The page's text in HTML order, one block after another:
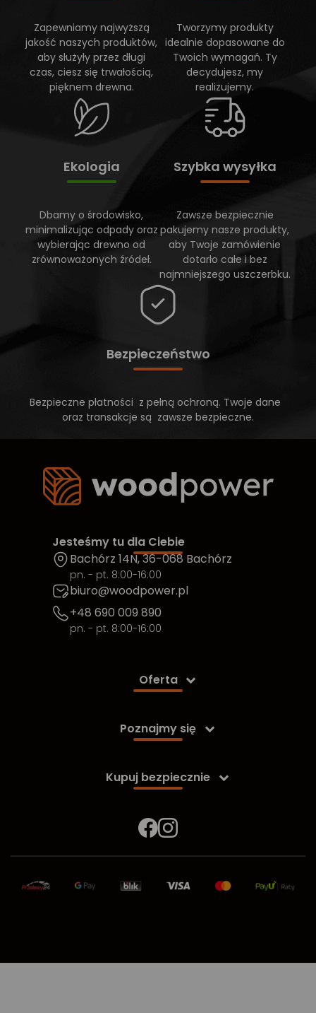
Zapewniamy najwyższą
jakość naszych produktów,
aby służyły przez długi
czas, ciesz się trwałością,
pięknem drewna.
Tworzymy produkty
idealnie dopasowane do
Twoich wymagań. Ty
decydujesz, my
realizujemy.
Ekologia
Dbamy o środowisko,
minimalizując odpady oraz
wybierając drewno od
zrównoważonych źródeł.
Szybka wysyłka
Zawsze bezpiecznie
pakujemy nasze produkty,
aby Twoje zamówienie
dotarło całe i bez
najmniejszego uszczerbku.
Bezpieczeństwo
Bezpieczne płatności z pełną ochroną. Twoje dane
oraz transakcje są zawsze bezpieczne.
Jesteśmy tu dla Ciebie
Bachórz 14N, 36-068 Bachórz
pn. - pt. 8:00-16:00
biuro@woodpower.pl
+48 690 009 890
pn. - pt. 8:00-16:00
Oferta 
Poznajmy się 
Kupuj bezpiecznie 